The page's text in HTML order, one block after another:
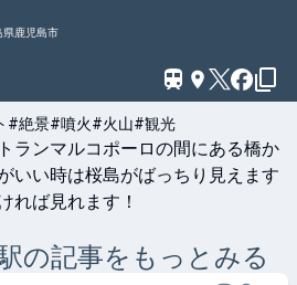
県鹿児島市
#絶景#噴火#火山#観光
ランマルコポーロの間にある橋か
いい時は桜島がばっちり見えます
れば見れます！
の記事をもっとみる